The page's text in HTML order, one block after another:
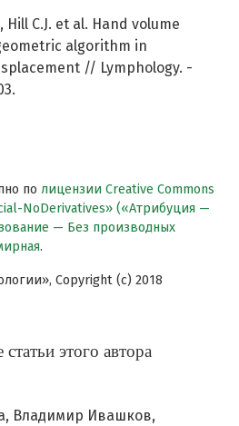
C.J. et al. Hand volume
algorithm in
// Lymphology. -
по лицензии Creative Commons
NoDerivatives» («Атрибуция —
— Без производных
.
Copyright (c) 2018
этого автора
Владимир Ивашков,